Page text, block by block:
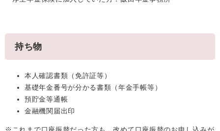
持ち物
本人確認書類（免許証等）
基礎年金番号が分かる書類（年金手帳等）
預貯金等通帳
金融機関届出印